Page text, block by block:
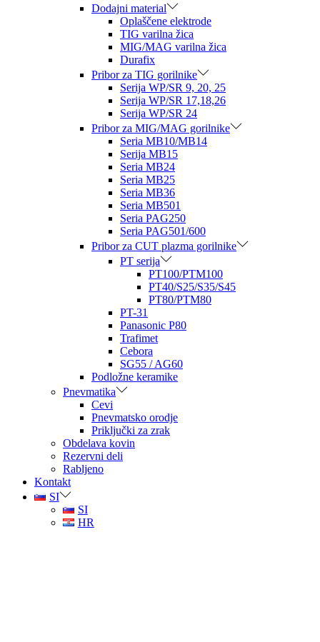
Dodajni material
Oplaščene elektrode
TIG varilna žica
MIG/MAG varilna žica
Durafix
Pribor za TIG gorilnike
Serija WP/SR 9, 20, 25
Serija WP/SR 17,18,26
Serija WP/SR 24
Pribor za MIG/MAG gorilnike
Seria MB10/MB14
Serija MB15
Seria MB24
Seria MB25
Seria MB36
Seria MB501
Seria PAG250
Seria PAG501/600
Pribor za CUT plazma gorilnike
PT serija
PT100/PTM100
PT40/S25/S35/S45
PT80/PTM80
PT-31
Panasonic P80
Trafimet
Cebora
SG55 / AG60
Podložne keramike
Pnevmatika
Cevi
Pnevmatsko orodje
Priključki za zrak
Obdelava kovin
Rezervni deli
Rabljeno
Kontakt
SI
SI
HR